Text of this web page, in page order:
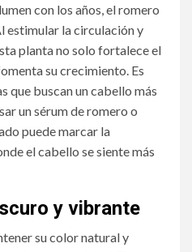
con los años, el romero
estimular la circulación y
planta no solo fortalece el
su crecimiento. Es
que buscan un cabello más
un sérum de romero o
puede marcar la
el cabello se siente más
y vibrante
su color natural y